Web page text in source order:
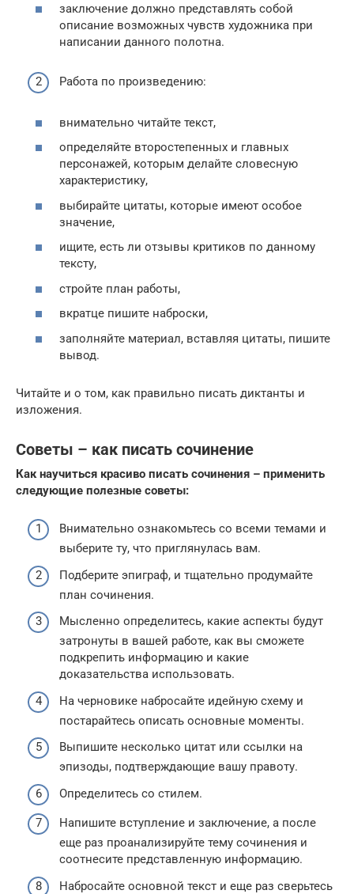
заключение должно представлять собой
описание возможных чувств художника при
написании данного полотна.
Работа по произведению:
внимательно читайте текст,
определяйте второстепенных и главных
персонажей, которым делайте словесную
характеристику,
выбирайте цитаты, которые имеют особое
значение,
ищите, есть ли отзывы критиков по данному
тексту,
стройте план работы,
вкратце пишите наброски,
заполняйте материал, вставляя цитаты, пишите
вывод.
Читайте и о том, как правильно писать диктанты и
изложения.
Советы – как писать сочинение
Как научиться красиво писать сочинения – применить
следующие полезные советы:
Внимательно ознакомьтесь со всеми темами и
выберите ту, что приглянулась вам.
Подберите эпиграф, и тщательно продумайте
план сочинения.
Мысленно определитесь, какие аспекты будут
затронуты в вашей работе, как вы сможете
подкрепить информацию и какие
доказательства использовать.
На черновике набросайте идейную схему и
постарайтесь описать основные моменты.
Выпишите несколько цитат или ссылки на
эпизоды, подтверждающие вашу правоту.
Определитесь со стилем.
Напишите вступление и заключение, а после
еще раз проанализируйте тему сочинения и
соотнесите представленную информацию.
Набросайте основной текст и еще раз сверьтесь